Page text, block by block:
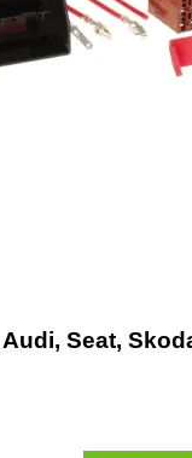
Seat,